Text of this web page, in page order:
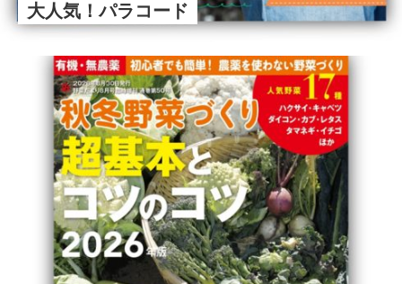
大人気！パラコード